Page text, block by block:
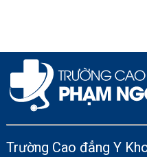
Trường Cao đẳng Y